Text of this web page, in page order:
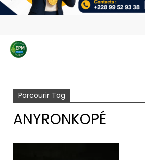
Parcourir Tag
ANYRONKOPÉ